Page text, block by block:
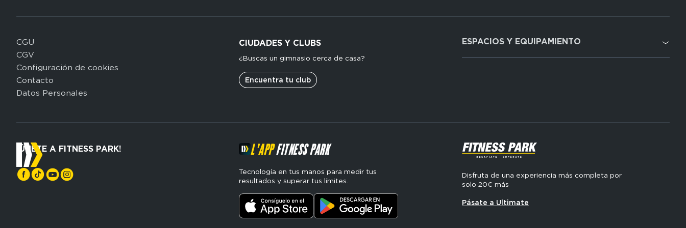
Domain
menu
for
FP
Espagne
CGU
CGV
Configuración de cookies
Contacto
Datos Personales
CIUDADES Y CLUBS
¿Buscas un gimnasio cerca de casa?
Encuentra tu club
Domain
menu
ESPACIOS Y EQUIPAMIENTO
¡ÚNETE A FITNESS PARK! L'APPFITNESS PARK
Tecnología en tus manos para medir tus
resultados y superar tus límites.
SVG
Disfruta de una experiencia más completa por
solo 20€ más
Pásate a Ultimate